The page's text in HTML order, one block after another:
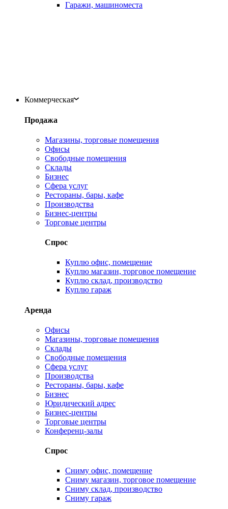
Гаражи, машиноместа
Коммерческая
Продажа
Магазины, торговые помещения
Офисы
Свободные помещения
Склады
Бизнес
Сфера услуг
Рестораны, бары, кафе
Производства
Бизнес-центры
Торговые центры
Спрос
Куплю офис, помещение
Куплю магазин, торговое помещение
Куплю склад, производство
Куплю гараж
Аренда
Офисы
Магазины, торговые помещения
Склады
Свободные помещения
Сфера услуг
Производства
Рестораны, бары, кафе
Бизнес
Юридический адрес
Бизнес-центры
Торговые центры
Конференц-залы
Спрос
Сниму офис, помещение
Сниму магазин, торговое помещение
Сниму склад, производство
Сниму гараж